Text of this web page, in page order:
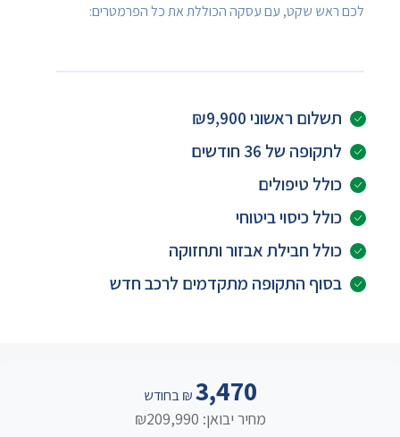
לכם ראש שקט, עם עסקה הכוללת את כל הפרמטרים:
תשלום ראשוני ₪9,900
לתקופה של 36 חודשים
כולל טיפולים
כולל כיסוי ביטוחי
כולל חבילת אבזור ותחזוקה
בסוף התקופה מתקדמים לרכב חדש
3,470₪ בחודש
מחיר יבואן: ₪209,990